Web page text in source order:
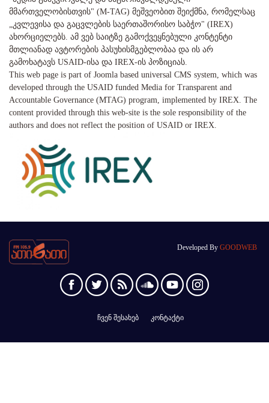
მმართველობისთვის" (M-TAG) მეშვეობით შეიქმნა, რომელსაც
„კვლევისა და გაცვლების საერთაშორისო საბჭო" (IREX)
ახორციელებს. ამ ვებ საიტზე გამოქვეყნებული კონტენტი
მთლიანად ავტორების პასუხისმგებლობაა და ის არ
გამოხატავს USAID-ისა და IREX-ის პოზიციას.
This web page is part of Joomla based universal CMS system, which was
developed through the USAID funded Media for Transparent and
Accountable Governance (MTAG) program, implemented by IREX. The
content provided through this web-site is the sole responsibility of the
authors and does not reflect the position of USAID or IREX.
Developed By GOODWEB
ჩვენ შესახებ კონტაქტი